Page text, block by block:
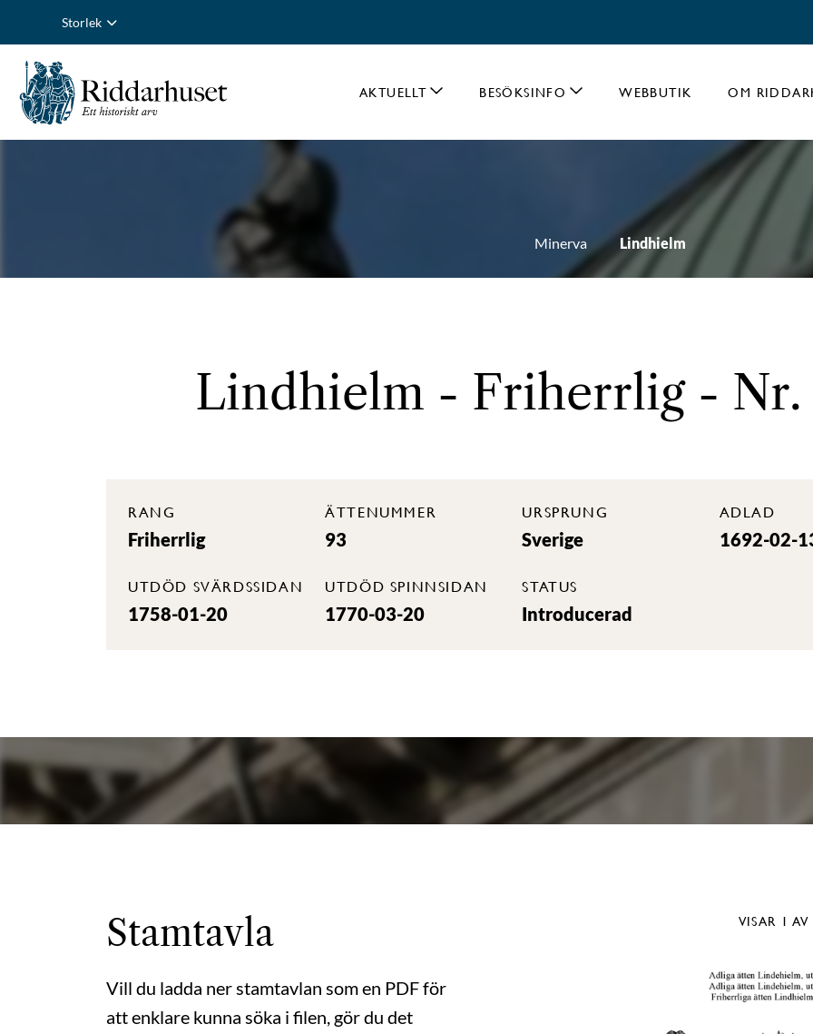
Storlek
AKTUELLT BESÖKSINFO WEBBUTIK OM
Minerva Lindhielm
Lindhielm - Friherrlig - Nr.
RANG
Friherrlig
ÄTTENUMMER
93
URSPRUNG
Sverige
ADLAD
1692-02-
UTDÖD SVÄRDSSIDAN
1758-01-20
UTDÖD SPINNSIDAN
1770-03-20
STATUS
Introducerad
Stamtavla
Vill du ladda ner stamtavlan som en PDF för
att enklare kunna söka i filen, gör du det
VISAR 1